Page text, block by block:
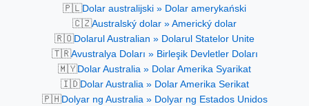
🇵🇱Dolar australijski » Dolar amerykański
🇨🇿Australský dolar » Americký dolar
🇷🇴Dolarul Australian » Dolarul Statelor Unite
🇹🇷Avustralya Doları » Birleşik Devletler Doları
🇲🇾Dolar Australia » Dolar Amerika Syarikat
🇮🇩Dolar Australia » Dolar Amerika Serikat
🇵🇭Dolyar ng Australia » Dolyar ng Estados Unidos